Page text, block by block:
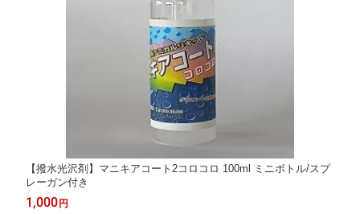
【撥水光沢剤】マニキアコート2コロコロ 100ml ミニボトル/スプ
レーガン付き
1,000 円